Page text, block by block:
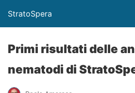
StratoSpera
Primi risultati delle
nematodi di